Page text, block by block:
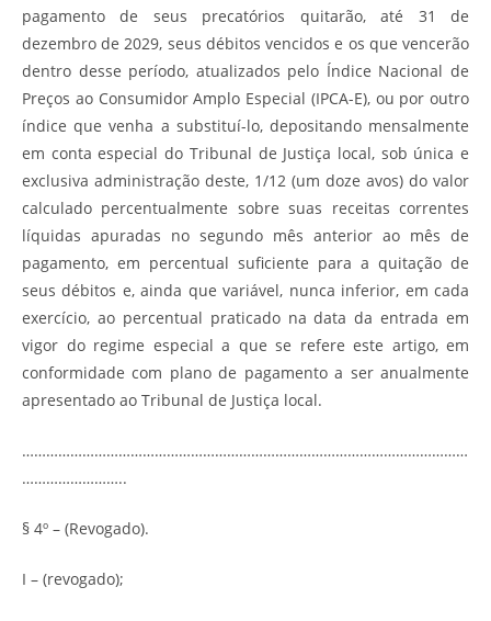
pagamento de seus precatórios quitarão, até 31 de
dezembro de 2029, seus débitos vencidos e os que vencerão
dentro desse período, atualizados pelo Índice Nacional de
Preços ao Consumidor Amplo Especial (IPCA-E), ou por outro
índice que venha a substituí-lo, depositando mensalmente
em conta especial do Tribunal de Justiça local, sob única e
exclusiva administração deste, 1/12 (um doze avos) do valor
calculado percentualmente sobre suas receitas correntes
líquidas apuradas no segundo mês anterior ao mês de
pagamento, em percentual suficiente para a quitação de
seus débitos e, ainda que variável, nunca inferior, em cada
exercício, ao percentual praticado na data da entrada em
vigor do regime especial a que se refere este artigo, em
conformidade com plano de pagamento a ser anualmente
apresentado ao Tribunal de Justiça local.
…………………………………………………………………………………………………
……………………..
§ 4º – (Revogado).
I – (revogado);